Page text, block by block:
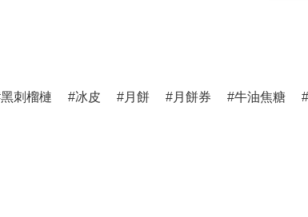
黑刺榴槤 冰皮 月餅 月餅券 牛油焦糖